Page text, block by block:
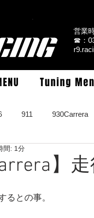
営業
☎：
Tuning
911 930Carrera
4/RS 964turbo/S/limited
996GT3/CUP/GT2
】
間: 1分
るとの事。